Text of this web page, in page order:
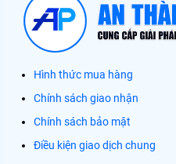
Hình thức mua hàng
Chính sách giao nhận
Chính sách bảo mật
Điều kiện giao dịch chung